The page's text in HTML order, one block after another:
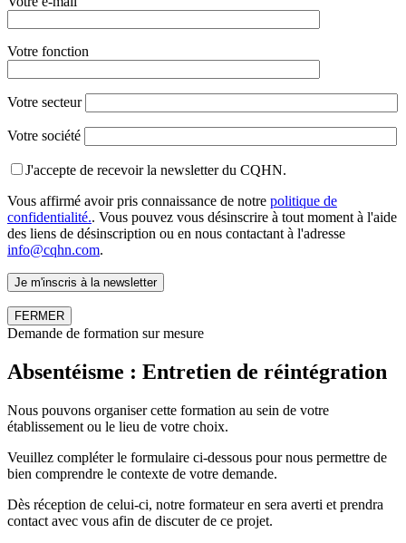
Votre fonction
Votre secteur
Votre société
J'accepte de recevoir la newsletter du CQHN.
Vous affirmé avoir pris connaissance de notre politique de
confidentialité.. Vous pouvez vous désinscrire à tout moment à l'aide
des liens de désinscription ou en nous contactant à l'adresse
info@cqhn.com.
FERMER
Demande de formation sur mesure
Absentéisme : Entretien de réintégration
Nous pouvons organiser cette formation au sein de votre
établissement ou le lieu de votre choix.
Veuillez compléter le formulaire ci-dessous pour nous permettre de
bien comprendre le contexte de votre demande.
Dès réception de celui-ci, notre formateur en sera averti et prendra
contact avec vous afin de discuter de ce projet.